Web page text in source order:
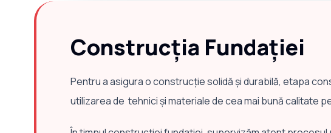
Construcția Fundației
Pentru a asigura o construcție solidă și durabilă, etapa
utilizarea de tehnici și materiale de cea mai bună calitate